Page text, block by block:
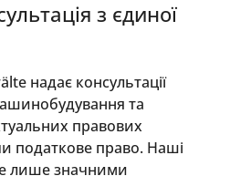
з єдиної
надає консультації
та
правових
податкове право. Наші
лише значними